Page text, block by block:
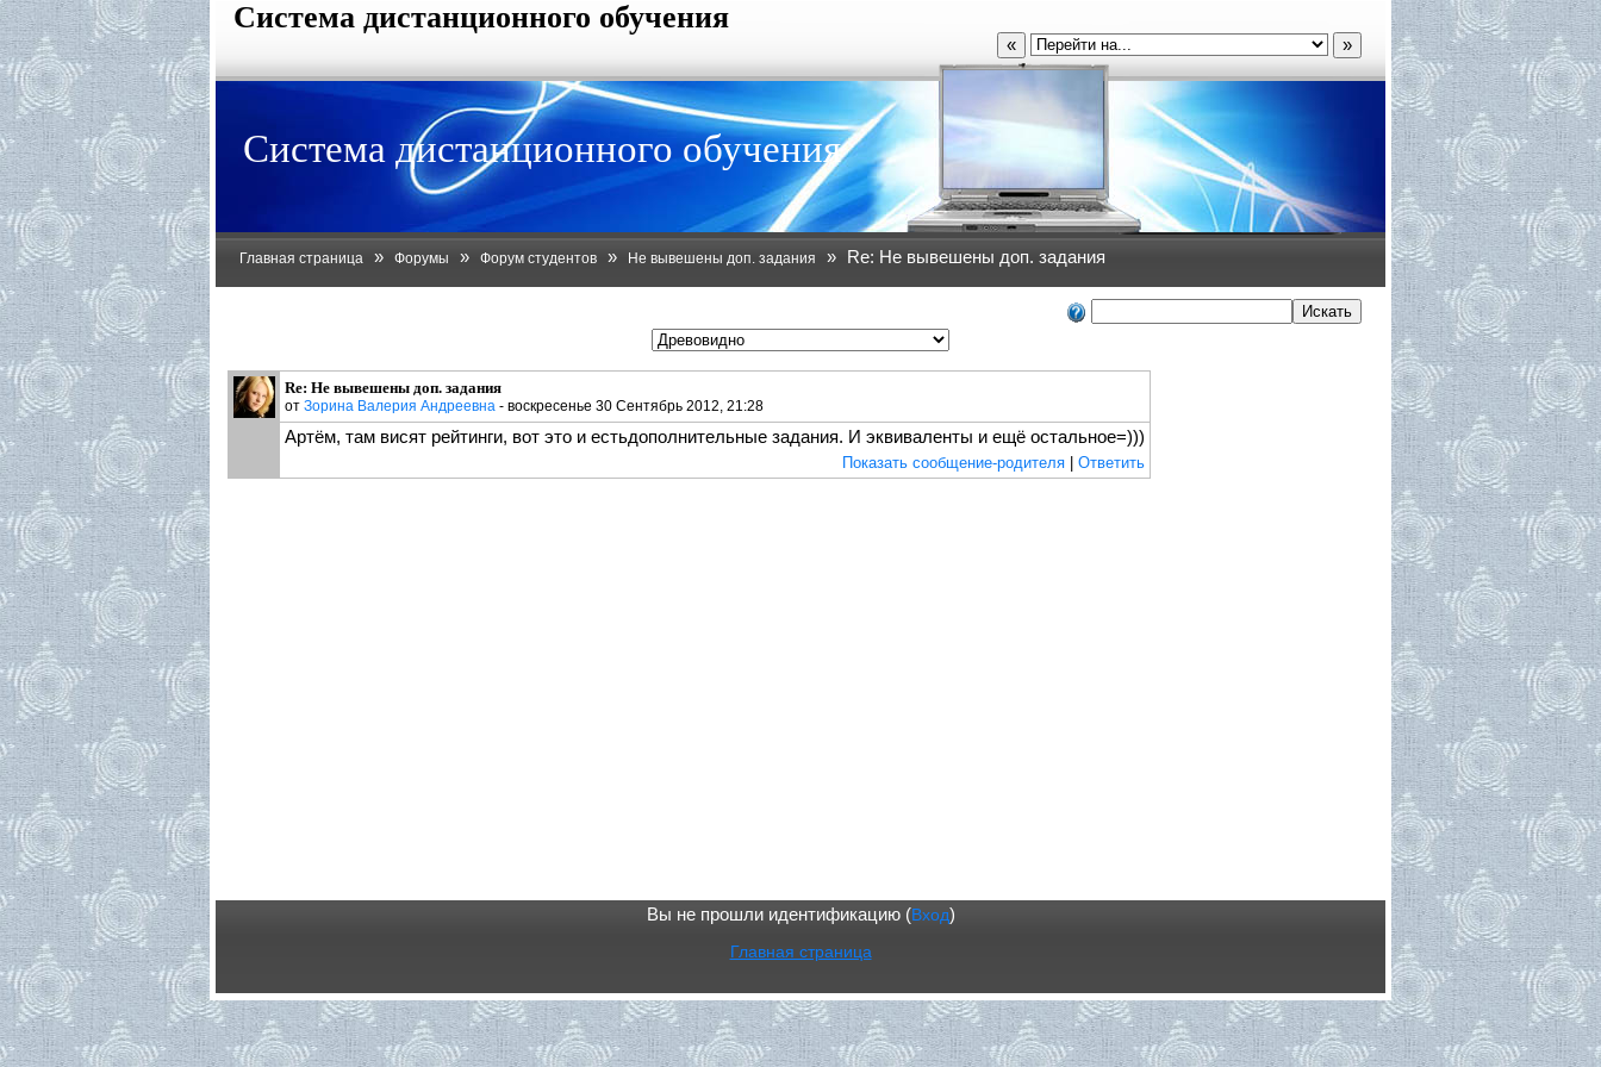
Система дистанционного обучения
« »
Система дистанционного обучения
Главная страница » Форумы » Форум студентов » Не вывешены доп. задания » Re: Не вывешены доп. задания
Re: Не вывешены доп. задания
от Зорина Валерия Андреевна - воскресенье 30 Сентябрь 2012, 21:28
Артём, там висят рейтинги, вот это и естьдополнительные задания. И эквиваленты и ещё остальное=)))
Показать сообщение-родителя Ответить
Вы не прошли идентификацию (Вход)
Главная страница